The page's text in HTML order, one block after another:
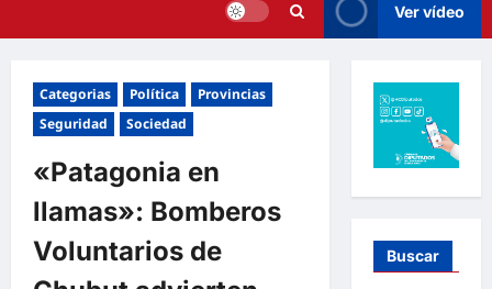
Ver vídeo
Categorias Política
Provincias
Seguridad
Sociedad
«Patagonia en
llamas»: Bomberos
Voluntarios de
Buscar